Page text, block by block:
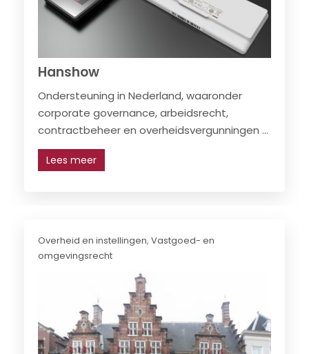
Hanshow
Ondersteuning in Nederland, waaronder
corporate governance, arbeidsrecht,
contractbeheer en overheidsvergunningen ...
Lees meer
Overheid en instellingen, Vastgoed- en
omgevingsrecht